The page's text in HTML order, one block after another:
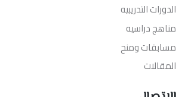
الدورات التدريبيه
مناهج دراسيه
مسابقات ومنح
المقالات